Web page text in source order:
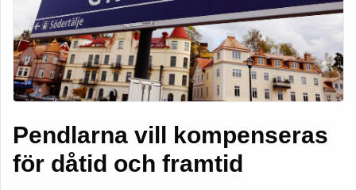
Pendlarna vill kompenseras
för dåtid och framtid